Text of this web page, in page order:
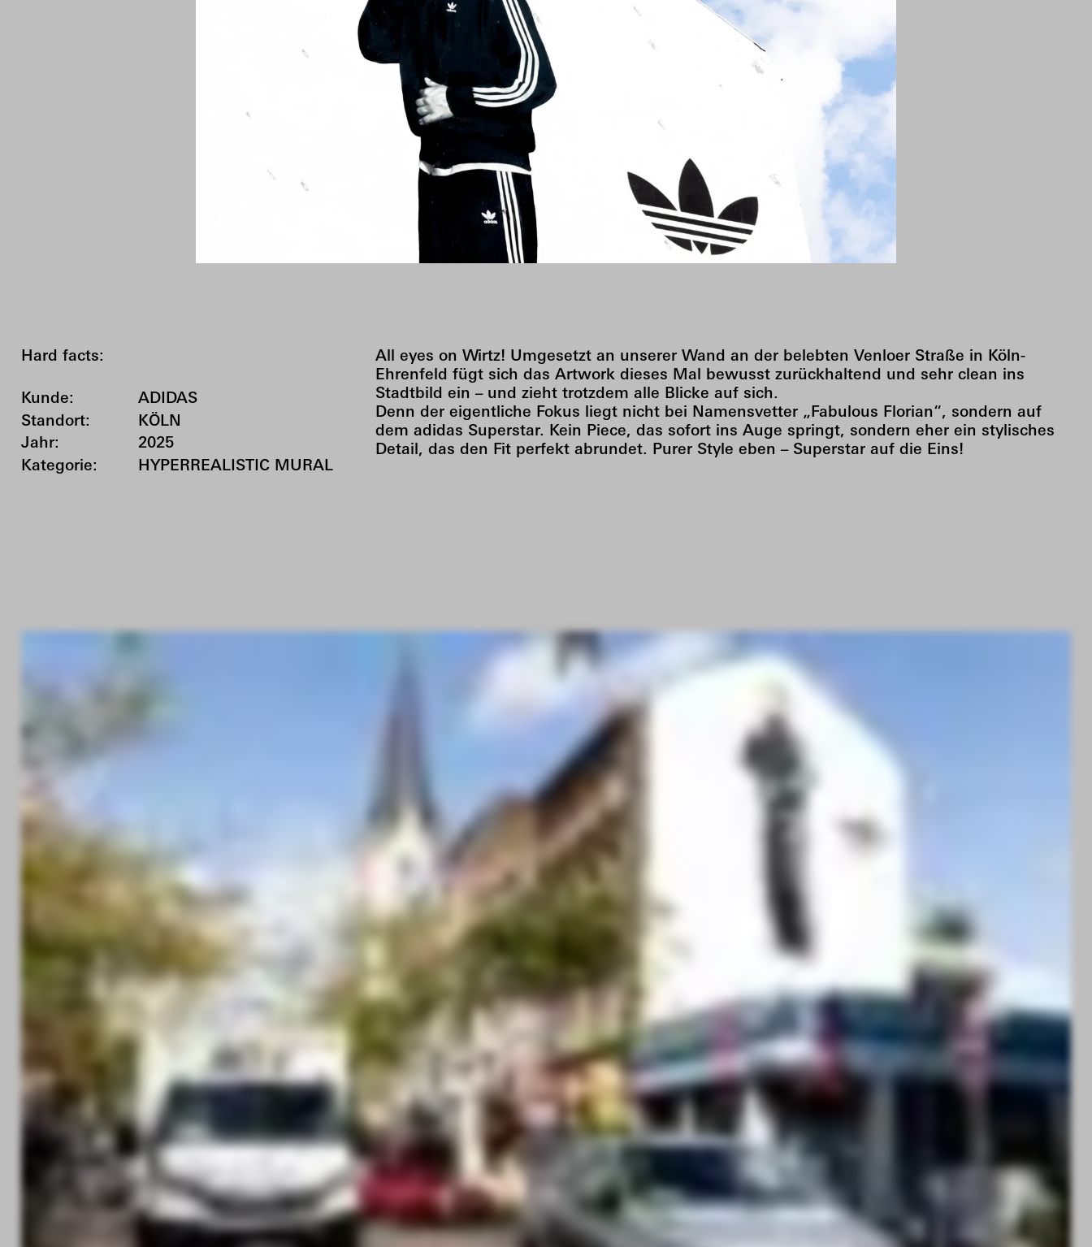
Hard facts:
Kunde:
ADIDAS
Standort:
KÖLN
Jahr:
2025
Kategorie:
HYPERREALISTIC MURAL
All eyes on Wirtz! Umgesetzt an unserer Wand an der belebten Venloer Straße in Köln-
Ehrenfeld fügt sich das Artwork dieses Mal bewusst zurückhaltend und sehr clean ins
Stadtbild ein – und zieht trotzdem alle Blicke auf sich.
Denn der eigentliche Fokus liegt nicht bei Namensvetter „Fabulous Florian“, sondern auf
dem adidas Superstar. Kein Piece, das sofort ins Auge springt, sondern eher ein stylisches
Detail, das den Fit perfekt abrundet. Purer Style eben – Superstar auf die Eins!